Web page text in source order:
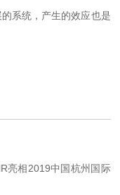
系统，产生的效应也是
亮相2019中国杭州国际